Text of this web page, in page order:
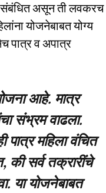
संबंधित असून ती लवकरच
योजनेबाबत योग्य
पात्र व अपात्र
आहे. मात्र
संभ्रम वाढला.
पात्र महिला वंचित
की सर्व तक्रारींचे
या योजनेबाबत